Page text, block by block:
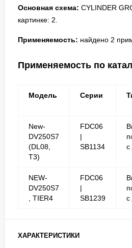
Основная схема: CYLINDER
картинке: 2.
Применяемость: найдено 2
Применяемость по
Модель Серии
New-
DV250S7
(DL08,
T3)
FDC06
|
SB1134
NEW-
DV250S7
, TIER4
FDC06
|
SB1239
ХАРАКТЕРИСТИКИ